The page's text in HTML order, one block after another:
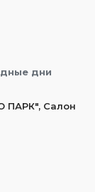
дни
ПАРК", Салон